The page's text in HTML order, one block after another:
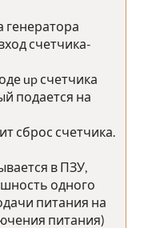
генератора
счетчика-
up счетчика
подается на
сброс счетчика.
в ПЗУ,
одного
питания на
питания)